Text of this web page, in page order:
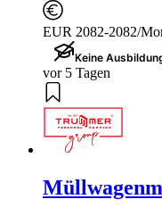
EUR 2082-2082/
Keine
vor 5 Tagen